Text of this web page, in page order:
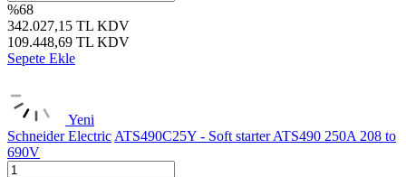
%68
342.027,15 TL KDV
109.448,69 TL KDV
Sepete Ekle
Yeni
Schneider Electric ATS490C25Y - Soft starter ATS490 250A 208 to
690V